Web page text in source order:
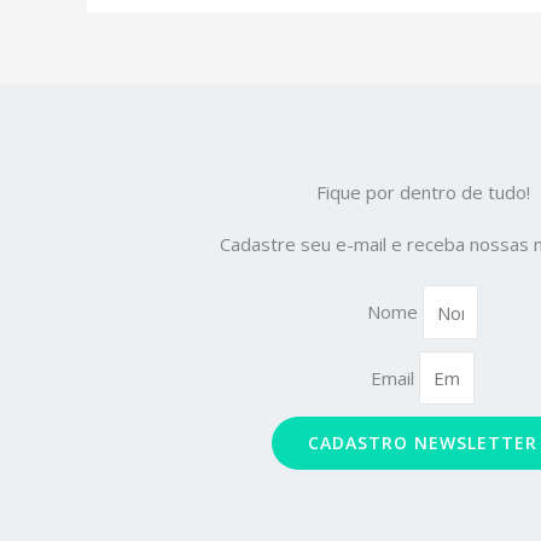
Fique por dentro de tudo!
Cadastre seu e-mail e receba nossas
Nome
Email
CADASTRO NEWSLETTER